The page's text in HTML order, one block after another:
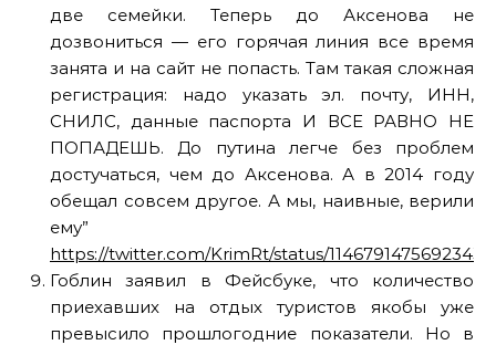
две семейки. Теперь до Аксенова не
дозвониться — его горячая линия все время
занята и на сайт не попасть. Там такая сложная
регистрация: надо указать эл. почту, ИНН,
СНИЛС, данные паспорта И ВСЕ РАВНО НЕ
ПОПАДЕШЬ. До путина легче без проблем
достучаться, чем до Аксенова. А в 2014 году
обещал совсем другое. А мы, наивные, верили
ему”
https://twitter.com/KrimRt/status/
Гоблин заявил в Фейсбуке, что количество
приехавших на отдых туристов якобы уже
превысило прошлогодние показатели. Но в